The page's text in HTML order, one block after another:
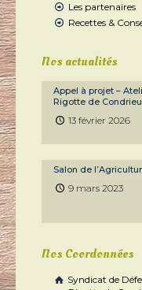
Les partenaires
Recettes &
Nos actualités
Appel à projet –
Rigotte de Condrieu
13 février 2026
Salon de
9 mars 2023
Nos Coordonnées
Syndicat de